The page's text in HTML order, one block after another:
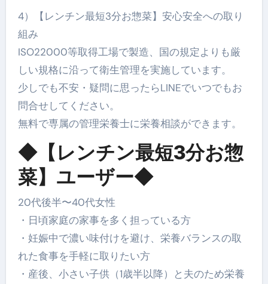
4）【レンチン最短3分お惣菜】安心安全への取り
組み
ISO22000等取得工場で製造、国の規定よりも厳
しい規格に沿って衛生管理を実施しています。
少しでも不安・疑問に思ったらLINEでいつでもお
問合せしてください。
無料で専属の管理栄養士に栄養相談ができます。
◆【レンチン最短3分お惣
菜】ユーザー◆
20代後半〜40代女性
・日頃家庭の家事を多く担っている方
・妊娠中で濃い味付けを避け、栄養バランスの取
れた食事を手軽に取りたい方
・産後、小さい子供（1歳半以降）と夫のため栄養